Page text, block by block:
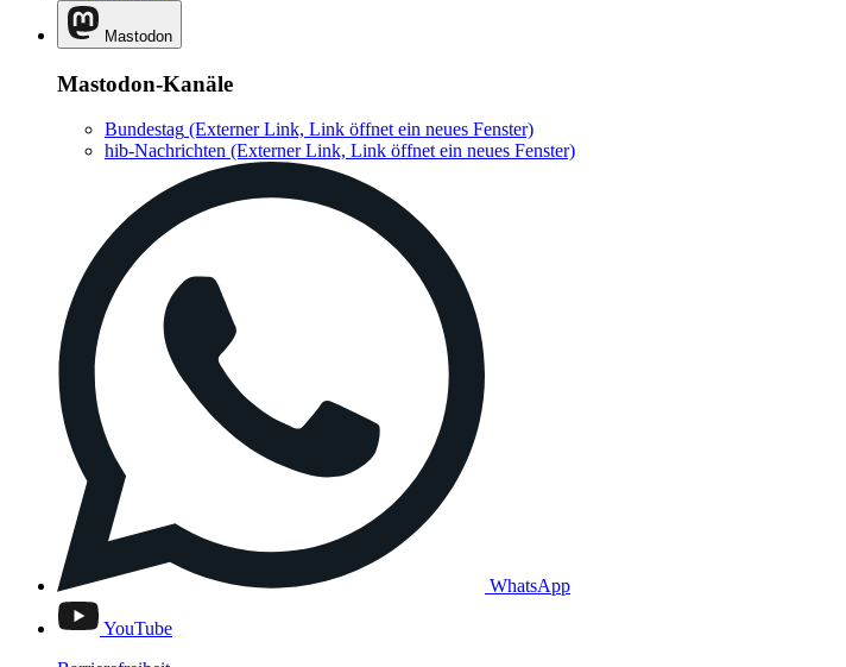
Mastodon
Mastodon-Kanäle
Bundestag (Externer Link, Link öffnet ein neues Fenster)
hib-Nachrichten (Externer Link, Link öffnet ein neues Fenster)
WhatsApp
YouTube